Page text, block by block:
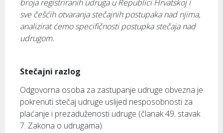
broja registriranih udruga u Republici Hrvatskoj i
sve češćih otvaranja stečajnih postupaka nad njima,
analizirat ćemo specifičnosti postupka stečaja nad
udrugom.
Stečajni razlog
Odgovorna osoba za zastupanje udruge obvezna je
pokrenuti stečaj udruge uslijed nesposobnosti za
plaćanje i prezaduženosti udruge (članak 49. stavak
7. Zakona o udrugama).